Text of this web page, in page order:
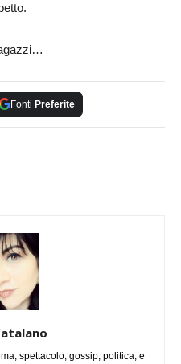
Fonti Preferite
spettacolo, gossip, politica, e